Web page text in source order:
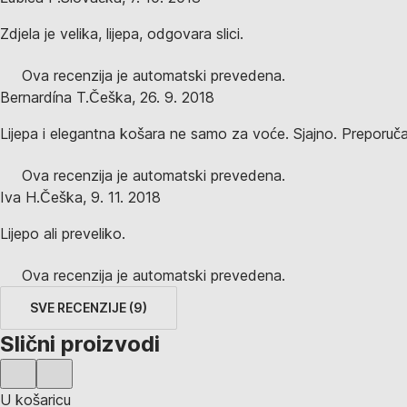
Zdjela je velika, lijepa, odgovara slici.
Ova recenzija je automatski prevedena.
Bernardína T.Češka, 26. 9. 2018
Lijepa i elegantna košara ne samo za voće. Sjajno.
Ova recenzija je automatski prevedena.
Iva H.Češka, 9. 11. 2018
Lijepo ali preveliko.
Ova recenzija je automatski prevedena.
SVE RECENZIJE (9)
Slični proizvodi
U košaricu